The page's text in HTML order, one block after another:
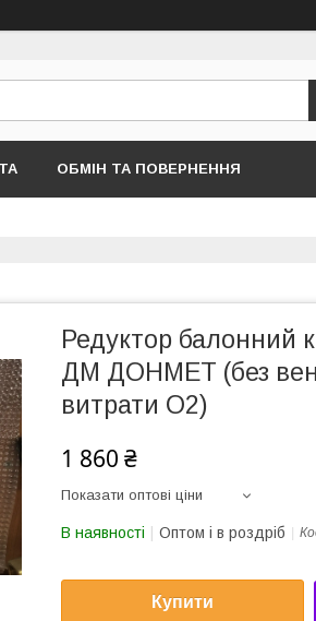
ОБМІН ТА ПОВЕРНЕННЯ
Редуктор балонний
ДМ ДОНМЕТ (без
витрати O2)
1 860 ₴
Показати оптові ціни
В наявності Оптом і в роздріб
Купити